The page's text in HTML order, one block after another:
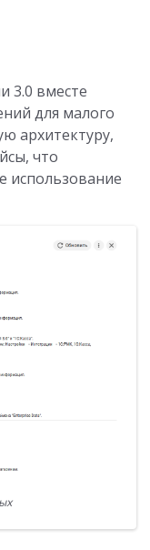
3.0 вместе
для малого
архитектуру,
что
использование